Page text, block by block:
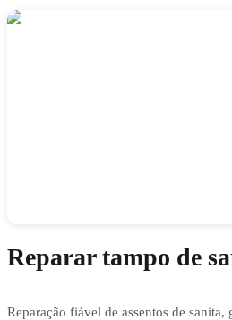
Reparar tampo de
Reparação fiável de assentos de